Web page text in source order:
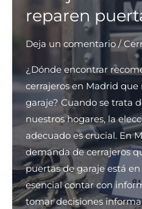
para
instalación
de
fuertes
en
Barcelona?
reparen
Deja un comentario /
¿Dónde encontrar
cerrajeros en Madrid
garaje? Cuando se trata
nuestros hogares, la
adecuado es crucial. En
demanda de cerrajeros
puertas de garaje está
esencial contar con
tomar decisiones